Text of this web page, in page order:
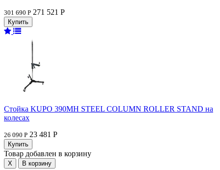
301 690 Р 271 521 Р
Стойка KUPO 390MH STEEL COLUMN ROLLER STAND на
колесах
26 090 Р 23 481 Р
Товар добавлен в корзину